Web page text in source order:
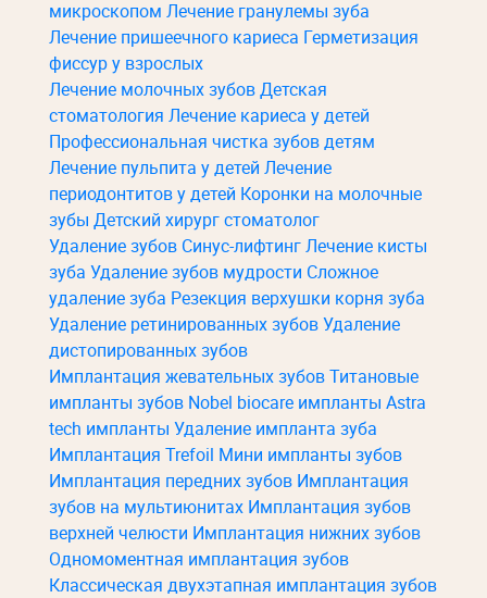
микроскопом Лечение гранулемы зуба
Лечение пришеечного кариеса Герметизация
фиссур у взрослых
Лечение молочных зубовДетская
стоматология Лечение кариеса у детей
Профессиональная чистка зубов детям
Лечение пульпита у детей Лечение
периодонтитов у детей Коронки на молочные
зубы Детский хирург стоматолог
Удаление зубов Синус-лифтингЛечение кисты
зуба Удаление зубов мудрости Сложное
удаление зуба Резекция верхушки корня зуба
Удаление ретинированных зубовУдаление
дистопированных зубов
Имплантация жевательных зубовТитановые
импланты зубов Nobel biocare импланты Astra
tech импланты Удаление импланта зуба
Имплантация Trefoil Мини импланты зубов
Имплантация передних зубов Имплантация
зубов на мультиюнитах Имплантация зубов
верхней челюсти Имплантация нижних зубов
Одномоментная имплантация зубов
Классическая двухэтапная имплантация зубов